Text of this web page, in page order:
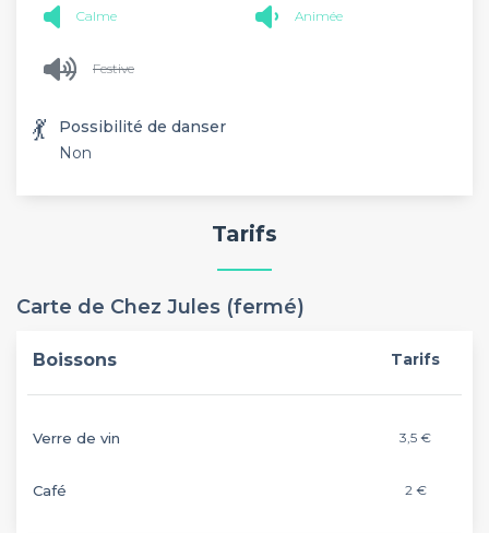
Calme Animée
Festive
💃
Possibilité de danser
Non
Tarifs
Carte de Chez Jules (fermé)
Boissons Tarifs
Verre de vin 3,5 €
Café 2 €